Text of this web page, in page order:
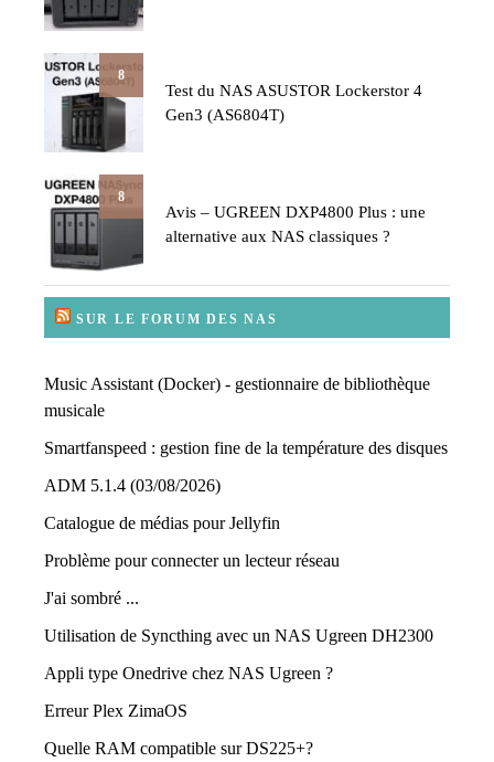
8
Test du NAS ASUSTOR Lockerstor 4
Gen3 (AS6804T)
8
Avis – UGREEN DXP4800 Plus : une
alternative aux NAS classiques ?
SUR LE FORUM DES NAS
Music Assistant (Docker) - gestionnaire de bibliothèque
musicale
Smartfanspeed : gestion fine de la température des disques
ADM 5.1.4 (03/08/2026)
Catalogue de médias pour Jellyfin
Problème pour connecter un lecteur réseau
J'ai sombré ...
Utilisation de Syncthing avec un NAS Ugreen DH2300
Appli type Onedrive chez NAS Ugreen ?
Erreur Plex ZimaOS
Quelle RAM compatible sur DS225+?